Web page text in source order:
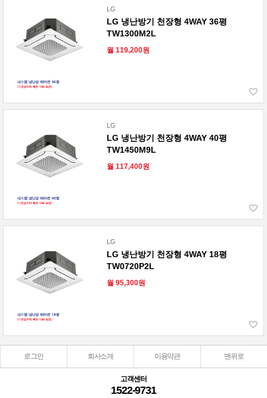
LG
LG 냉난방기 천장형 4WAY 36평
TW1300M2L
월 119,200원
LG
LG 냉난방기 천장형 4WAY 40평
TW1450M9L
월 117,400원
LG
LG 냉난방기 천장형 4WAY 18평
TW0720P2L
월 95,300원
로그인 회사소개 이용약관 맨위로
고객센터
1522-9731